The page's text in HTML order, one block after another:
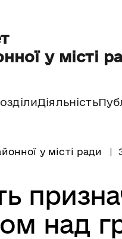
у місті
Діяльність
у місті ради
над